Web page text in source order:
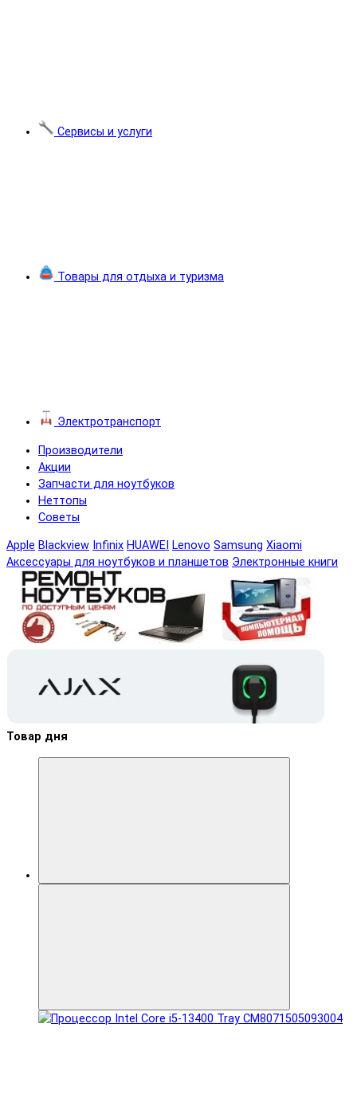
Сервисы и услуги
Товары для отдыха и туризма
Электротранспорт
Производители
Акции
Запчасти для ноутбуков
Неттопы
Советы
Apple Blackview Infinix HUAWEI Lenovo Samsung Xiaomi
Аксессуары для ноутбуков и планшетов Электронные книги
Товар дня